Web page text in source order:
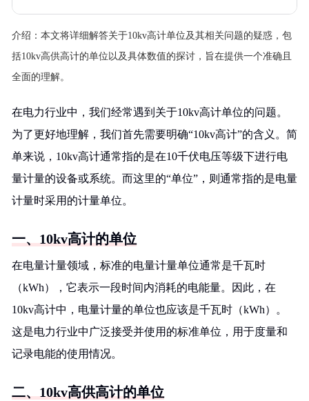
介绍： 本文将详细解答关于10kv高计单位及其相关问题的疑惑，包
括10kv高供高计的单位以及具体数值的探讨，旨在提供一个准确且
全面的理解。
在电力行业中，我们经常遇到关于10kv高计单位的问题。
为了更好地理解，我们首先需要明确“10kv高计”的含义。简
单来说，10kv高计通常指的是在10千伏电压等级下进行电
量计量的设备或系统。而这里的“单位”，则通常指的是电量
计量时采用的计量单位。
一、10kv高计的单位
在电量计量领域，标准的电量计量单位通常是千瓦时
（kWh），它表示一段时间内消耗的电能量。因此，在
10kv高计中，电量计量的单位也应该是千瓦时（kWh）。
这是电力行业中广泛接受并使用的标准单位，用于度量和
记录电能的使用情况。
二、10kv高供高计的单位